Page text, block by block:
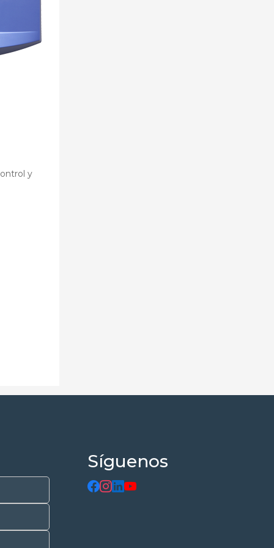
y
Síguenos